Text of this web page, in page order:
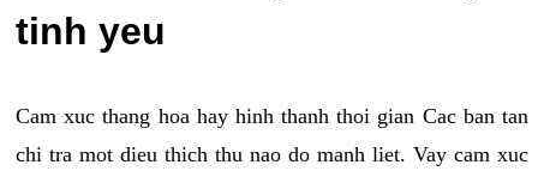
tinh yeu
Cam xuc thang hoa hay hinh thanh thoi gian Cac ban tan
chi tra mot dieu thich thu nao do manh liet. Vay cam xuc